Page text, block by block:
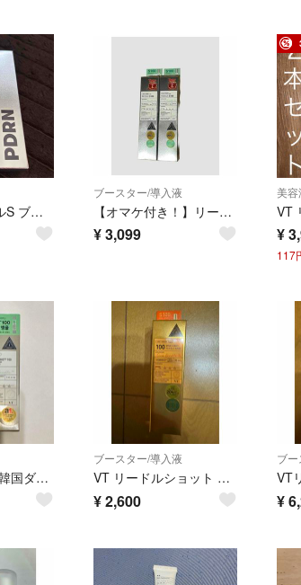
PDRN+ リードルS ブラシヘアセラム(100ml)
ブースター/導入液
【オマケ付き！】リードルショット 100 VT 美容液 2個 300
¥3,099
美容
¥
117
【新品未使用】韓国ダイソー VT リードルショット 300 & 100 セット
ブースター/導入液
VT リードルショット ビタライト 100 美容液 30ml
¥2,600
ブ
¥